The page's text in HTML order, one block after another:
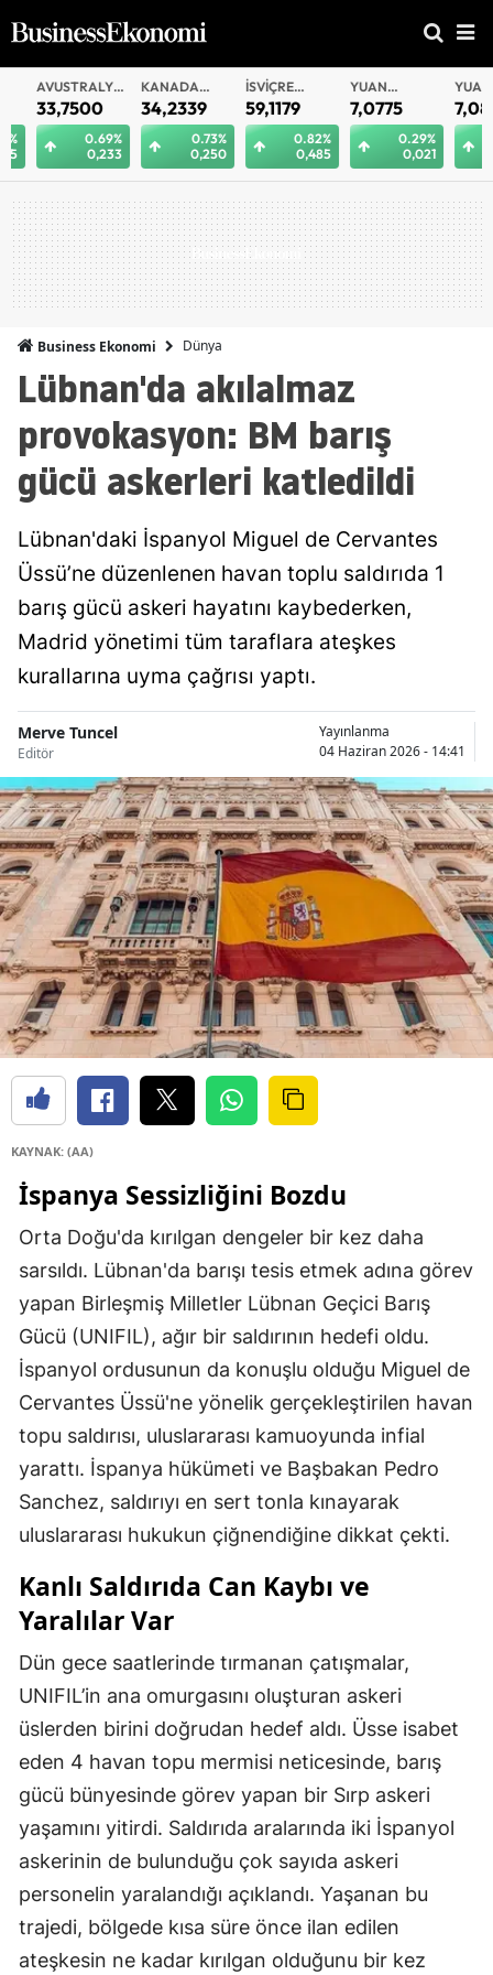
AVUSTRALYA
DOLARI
33,7500
0.69%
0,233
KANADA
DOLARI
34,2339
0.73%
0,250
İSVIÇRE
FRANKI
59,1179
0.82%
0,485
YUAN
OFFSHORE
7,0775
0.29%
0,021
YUAN
7,0812
Business Ekonomi Dünya
Lübnan'da akılalmaz
provokasyon: BM barış
gücü askerleri katledildi
Lübnan'daki İspanyol Miguel de Cervantes
Üssü’ne düzenlenen havan toplu saldırıda 1
barış gücü askeri hayatını kaybederken,
Madrid yönetimi tüm taraflara ateşkes
kurallarına uyma çağrısı yaptı.
Merve Tuncel
Editör
Yayınlanma
04 Haziran 2026 - 14:41
KAYNAK: (AA)
İspanya Sessizliğini Bozdu
Orta Doğu'da kırılgan dengeler bir kez daha
sarsıldı. Lübnan'da barışı tesis etmek adına görev
yapan Birleşmiş Milletler Lübnan Geçici Barış
Gücü (UNIFIL), ağır bir saldırının hedefi oldu.
İspanyol ordusunun da konuşlu olduğu Miguel de
Cervantes Üssü'ne yönelik gerçekleştirilen havan
topu saldırısı, uluslararası kamuoyunda infial
yarattı. İspanya hükümeti ve Başbakan Pedro
Sanchez, saldırıyı en sert tonla kınayarak
uluslararası hukukun çiğnendiğine dikkat çekti.
Kanlı Saldırıda Can Kaybı ve
Yaralılar Var
Dün gece saatlerinde tırmanan çatışmalar,
UNIFIL’in ana omurgasını oluşturan askeri
üslerden birini doğrudan hedef aldı. Üsse isabet
eden 4 havan topu mermisi neticesinde, barış
gücü bünyesinde görev yapan bir Sırp askeri
yaşamını yitirdi. Saldırıda aralarında iki İspanyol
askerinin de bulunduğu çok sayıda askeri
personelin yaralandığı açıklandı. Yaşanan bu
trajedi, bölgede kısa süre önce ilan edilen
ateşkesin ne kadar kırılgan olduğunu bir kez